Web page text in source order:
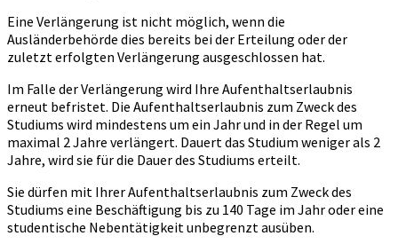
Eine Verlängerung ist nicht möglich, wenn die
Ausländerbehörde dies bereits bei der Erteilung oder der
zuletzt erfolgten Verlängerung ausgeschlossen hat.
Im Falle der Verlängerung wird Ihre Aufenthaltserlaubnis
erneut befristet. Die Aufenthaltserlaubnis zum Zweck des
Studiums wird mindestens um ein Jahr und in der Regel um
maximal 2 Jahre verlängert. Dauert das Studium weniger als 2
Jahre, wird sie für die Dauer des Studiums erteilt.
Sie dürfen mit Ihrer Aufenthaltserlaubnis zum Zweck des
Studiums eine Beschäftigung bis zu 140 Tage im Jahr oder eine
studentische Nebentätigkeit unbegrenzt ausüben.